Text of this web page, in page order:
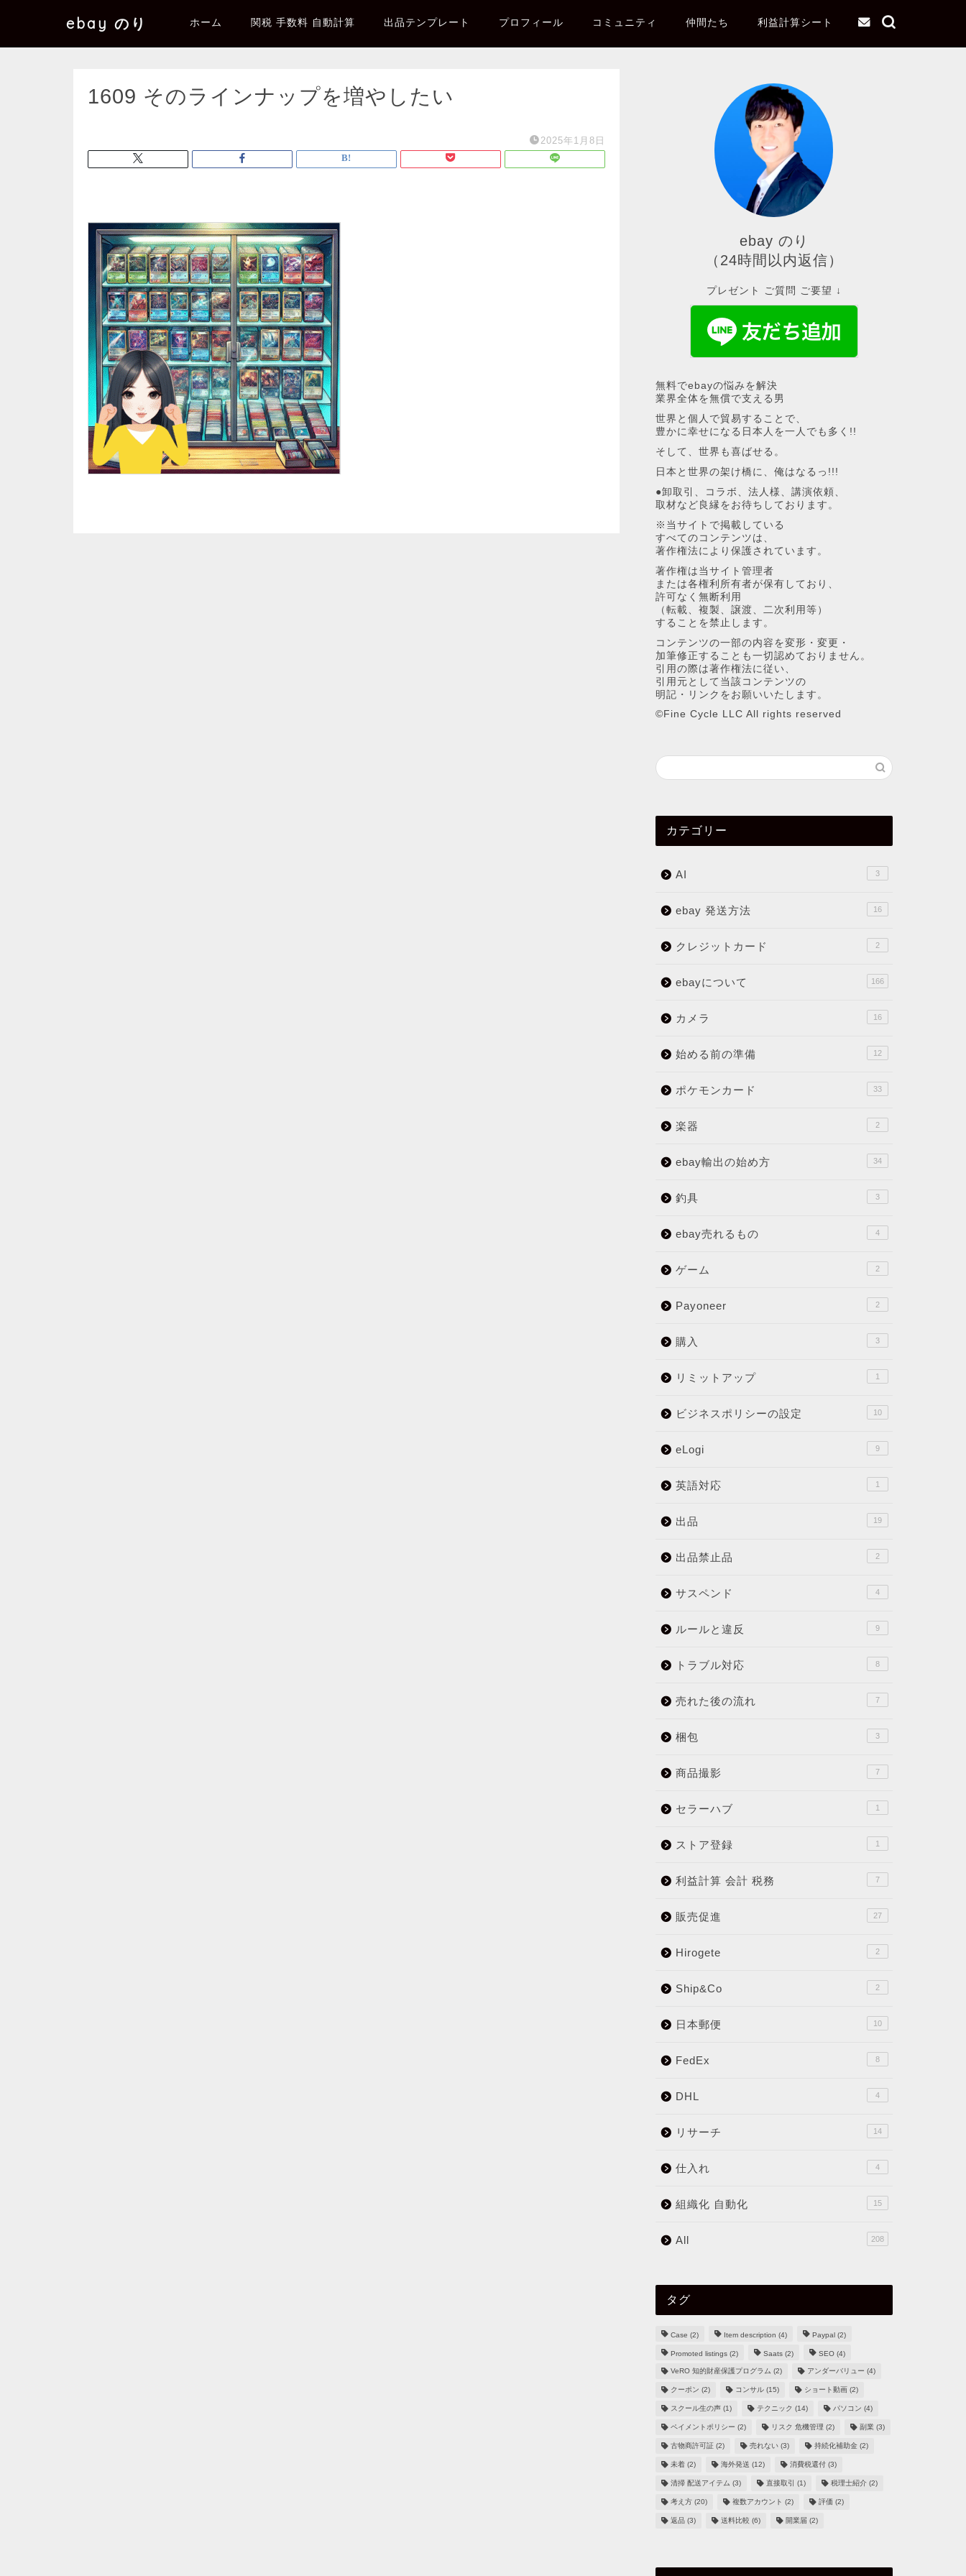
ebay のり ホーム 関税 手数料 自動計算 出品テンプレート プロフィール コミュニティ 仲間たち 利益計算シート
1609 そのラインナップを増やしたい
2025年1月8日
ebay のり
（24時間以内返信）
プレゼント ご質問 ご要望 ↓
無料でebayの悩みを解決
業界全体を無償で支える男
世界と個人で貿易することで、
豊かに幸せになる日本人を一人でも多く!!
そして、世界も喜ばせる。
日本と世界の架け橋に、俺はなるっ!!!
●卸取引、コラボ、法人様、講演依頼、
取材など良縁をお待ちしております。
※当サイトで掲載している
すべてのコンテンツは、
著作権法により保護されています。
著作権は当サイト管理者
または各権利所有者が保有しており、
許可なく無断利用
（転載、複製、譲渡、二次利用等）
することを禁止します。
コンテンツの一部の内容を変形・変更・
加筆修正することも一切認めておりません。
引用の際は著作権法に従い、
引用元として当該コンテンツの
明記・リンクをお願いいたします。
©︎Fine Cycle LLC All rights reserved
カテゴリー
AI 3
ebay 発送方法 16
クレジットカード 2
ebayについて 166
カメラ 16
始める前の準備 12
ポケモンカード 33
楽器 2
ebay輸出の始め方 34
釣具 3
ebay売れるもの 4
ゲーム 2
Payoneer 2
購入 3
リミットアップ 1
ビジネスポリシーの設定 10
eLogi 9
英語対応 1
出品 19
出品禁止品 2
サスペンド 4
ルールと違反 9
トラブル対応 8
売れた後の流れ 7
梱包 3
商品撮影 7
セラーハブ 1
ストア登録 1
利益計算 会計 税務 7
販売促進 27
Hirogete 2
Ship&Co 2
日本郵便 10
FedEx 8
DHL 4
リサーチ 14
仕入れ 4
組織化 自動化 15
All 208
タグ
Case (2) Item description (4) Paypal(2)
Promoted listings(2) Saats(2) SEO(4)
VeRO 知的財産保護プログラム (2) アンダーバリュー (4)
クーポン (2) コンサル(15) ショート動画(2)
スクール生の声(1) テクニック (14) パソコン (4)
ペイメントポリシー (2) リスク 危機管理 (2) 副業 (3)
古物商許可証(2) 売れない(3) 持続化補助金(2)
未着(2) 海外発送 (12) 消費税還付(3)
清掃 配送アイテム (3) 直接取引 (1) 税理士紹介(2)
考え方(20) 複数アカウント (2) 評価 (2)
返品(3) 送料比較 (6) 開業届 (2)